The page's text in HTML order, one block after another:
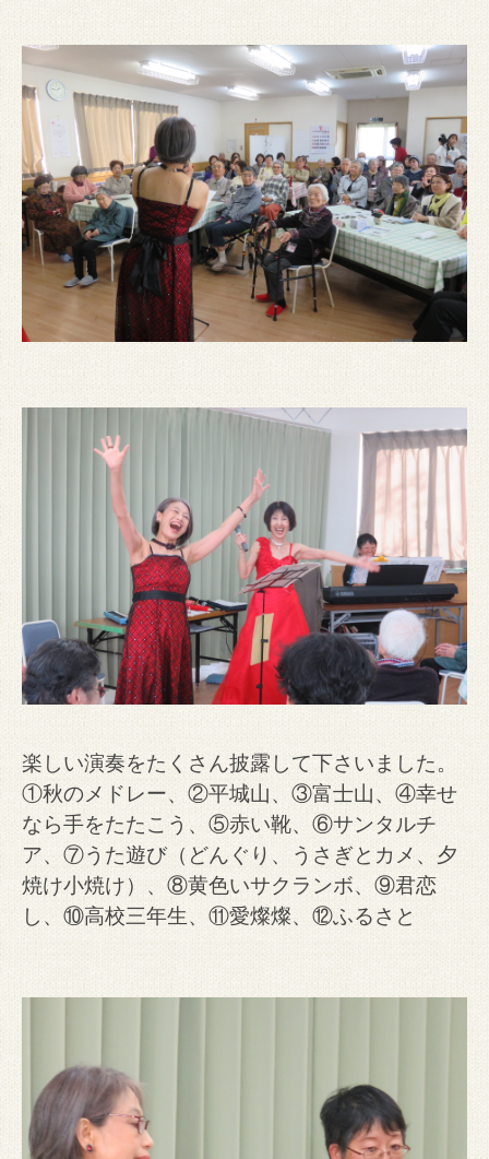
楽しい演奏をたくさん披露して下さいました。
①秋のメドレー、②平城山、③富士山、④幸せ
なら手をたたこう、⑤赤い靴、⑥サンタルチ
ア、⑦うた遊び（どんぐり、うさぎとカメ、夕
焼け小焼け）、⑧黄色いサクランボ、⑨君恋
し、⑩高校三年生、⑪愛燦燦、⑫ふるさと